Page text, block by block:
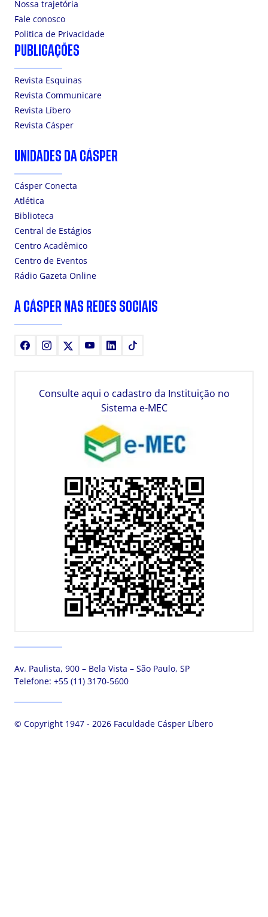
Nossa trajetória
Fale conosco
Politica de Privacidade
PUBLICAÇÕES
Revista Esquinas
Revista Communicare
Revista Líbero
Revista Cásper
UNIDADES DA CÁSPER
Cásper Conecta
Atlética
Biblioteca
Central de Estágios
Centro Acadêmico
Centro de Eventos
Rádio Gazeta Online
A CÁSPER NAS REDES SOCIAIS
FacebookInstagram YoutubeLinkedIn
Consulte aqui o cadastro da Instituição no
Sistema e-MEC
Av. Paulista, 900 – Bela Vista – São Paulo, SP
Telefone: +55 (11) 3170-5600
© Copyright 1947 - 2026 Faculdade Cásper Líbero